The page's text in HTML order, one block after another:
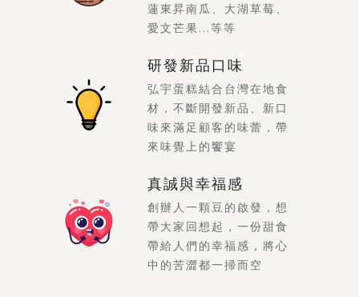
蓮東昇南瓜、大湖草莓、
愛文芒果...等等
研發新品口味
弘宇蛋糕結合台灣在地食
材，不斷開發新品、新口
味來滿足顧客的味蕾，帶
來味覺上的饗宴
真誠與幸福感
創辦人一顆豆的啟發，想
帶大家回想起，一份甜食
帶給人們的幸福感，將心
中的苦澀都一掃而空